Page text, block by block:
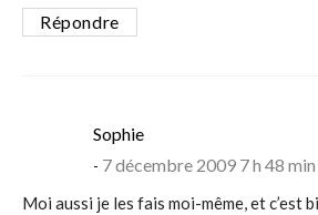
Répondre
Sophiesays:
7 décembre 2009 7 h 48 min
Moi aussi je les fais moi-même, et c’est